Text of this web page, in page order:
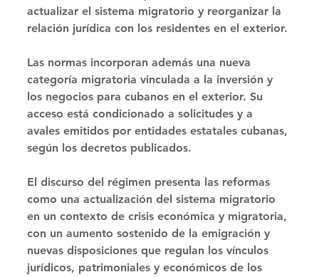
actualizar el sistema migratorio y reorganizar la
relación jurídica con los residentes en el exterior.
Las normas incorporan además una nueva
categoría migratoria vinculada a la inversión y
los negocios para cubanos en el exterior. Su
acceso está condicionado a solicitudes y a
avales emitidos por entidades estatales cubanas,
según los decretos publicados.
El discurso del régimen presenta las reformas
como una actualización del sistema migratorio
en un contexto de crisis económica y migratoria,
con un aumento sostenido de la emigración y
nuevas disposiciones que regulan los vínculos
jurídicos, patrimoniales y económicos de los